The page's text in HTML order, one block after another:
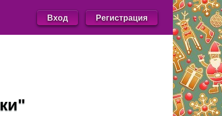
Вход Регистрация